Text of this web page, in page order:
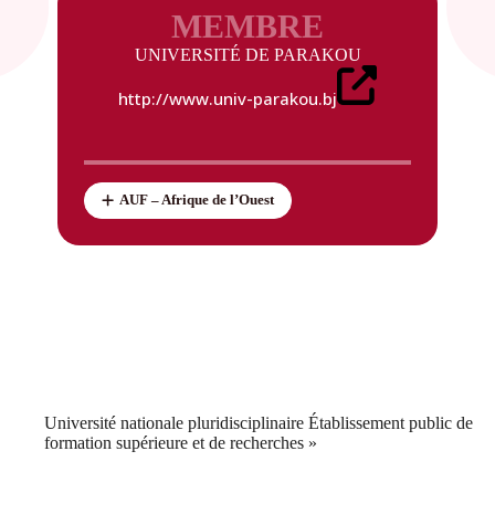
MEMBRE
UNIVERSITÉ DE PARAKOU
http://www.univ-parakou.bj
AUF – Afrique de l’Ouest
Université nationale pluridisciplinaire Établissement public de
formation supérieure et de recherches »